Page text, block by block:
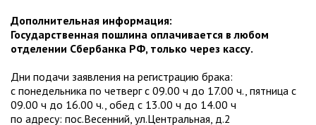
Дополнительная информация:
Государственная пошлина оплачивается в любом
отделении Сбербанка РФ, только через кассу.
Дни подачи заявления на регистрацию брака:
с понедельника по четверг с 09.00 ч до 17.00 ч., пятница с
09.00 ч до 16.00 ч., обед с 13.00 ч до 14.00 ч
по адресу: пос.Весенний, ул.Центральная, д.2